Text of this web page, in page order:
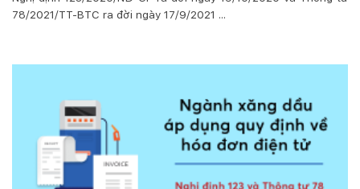
78/2021/TT-BTC ra đời ngày 17/9/2021 ...